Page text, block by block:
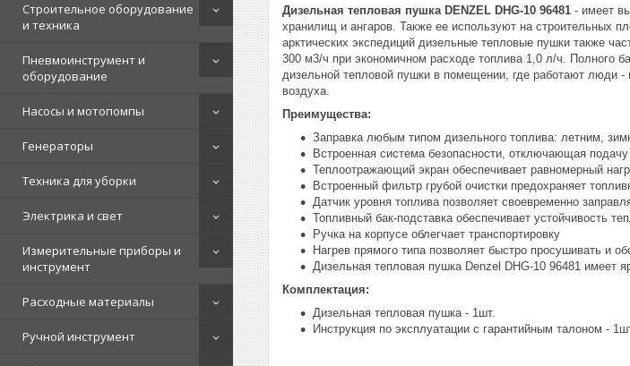
Строительное оборудование
и техника
Пневмоинструмент и
оборудование
Насосы и мотопомпы
Генераторы
Техника для уборки
Электрика и свет
Измерительные приборы и
инструмент
Расходные материалы
Ручной инструмент
Дизельная тепловая пушка DENZEL DHG-10 96481 - имеет
хранилищ и ангаров. Также ее используют на строительных
арктических экспедиций дизельные тепловые пушки также
300 м3/ч при экономичном расходе топлива 1,0 л/ч. Полного
дизельной тепловой пушки в помещении, где работают люди -
воздуха.
Преимущества:
Заправка любым типом дизельного топлива: летним,
Встроенная система безопасности, отключающая
Теплоотражающий экран обеспечивает равномерный
Встроенный фильтр грубой очистки предохраняет
Датчик уровня топлива позволяет своевременно
Топливный бак-подставка обеспечивает устойчивость
Ручка на корпусе облегчает транспортировку
Нагрев прямого типа позволяет быстро просушивать и
Дизельная тепловая пушка Denzel DHG-10 96481 имеет
Комплектация:
Дизельная тепловая пушка - 1шт.
Инструкция по эксплуатации с гарантийным талоном -